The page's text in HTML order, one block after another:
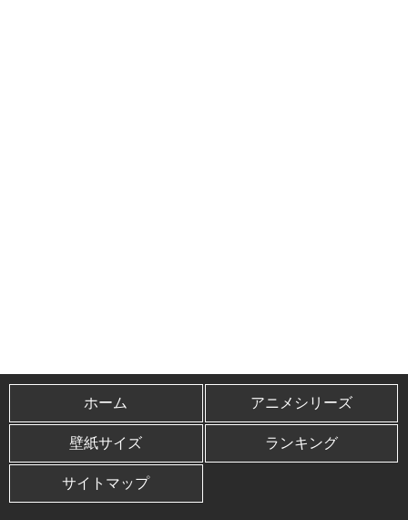
ホーム アニメシリーズ
壁紙サイズ ランキング
サイトマップ